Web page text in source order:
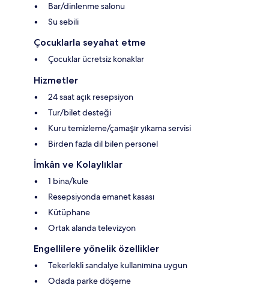
Bar/dinlenme salonu
Su sebili
Çocuklarla seyahat etme
Çocuklar ücretsiz konaklar
Hizmetler
24 saat açık resepsiyon
Tur/bilet desteği
Kuru temizleme/çamaşır yıkama servisi
Birden fazla dil bilen personel
İmkân ve Kolaylıklar
1 bina/kule
Resepsiyonda emanet kasası
Kütüphane
Ortak alanda televizyon
Engellilere yönelik özellikler
Tekerlekli sandalye kullanımına uygun
Odada parke döşeme